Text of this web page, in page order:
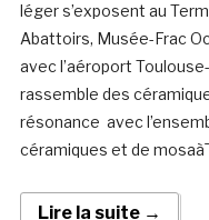
léger s’exposent au
Abattoirs, Musée-Frac
avec l’aéroport
rassemble des
résonance avec
céramiques et de
Lire la suite →